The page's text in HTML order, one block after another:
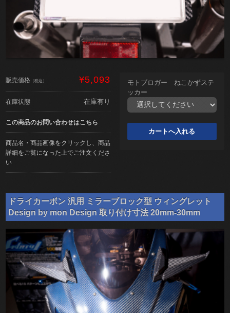
販売価格 （税込） ¥5,093
在庫状態 在庫有り
この商品のお問い合わせはこちら
商品名・商品画像をクリックし、商品
詳細をご覧になった上でご注文くださ
い
モトブロガー ねこかずステ
ッカー
ドライカーボン 汎用 ミラーブロック型 ウィングレット
Design by mon Design 取り付け寸法 20mm-30mm